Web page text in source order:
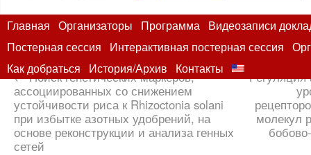
Главная Организаторы Программа
Видеозаписи
Постерная сессия
Интерактивная постерная сессия
Как добраться
История/Архив Контакты
←Поиск генетических маркеров,
ассоциированных со снижением
устойчивости риса к Rhizoctonia solani
при избытке азотных удобрений, на
основе реконструкции и анализа генных
сетей
молекул